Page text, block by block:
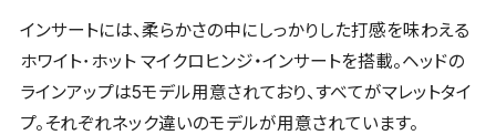
インサートには、柔らかさの中にしっかりした打感を味わえる
ホワイト･ホット マイクロヒンジ・インサートを搭載。ヘッドの
ラインアップは5モデル用意されており、すべてがマレットタイ
プ。それぞれネック違いのモデルが用意されています。